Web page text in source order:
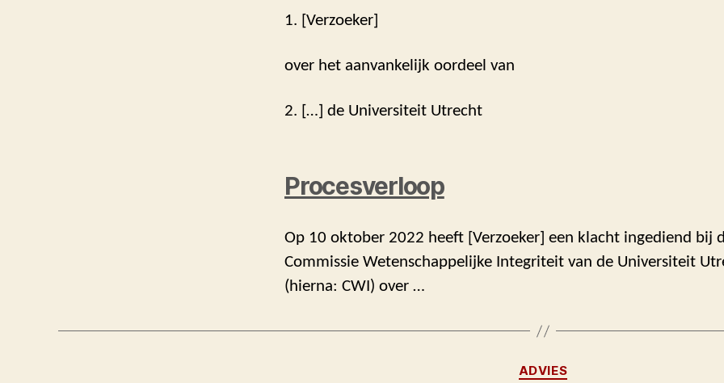
1. [Verzoeker]
over het aanvankelijk oordeel van
2. […] de Universiteit Utrecht
Procesverloop
Op 10 oktober 2022 heeft [Verzoeker] een klacht ingediend bij
Commissie Wetenschappelijke Integriteit van de Universiteit
(hierna: CWI) over …
Categorieën
ADVIES